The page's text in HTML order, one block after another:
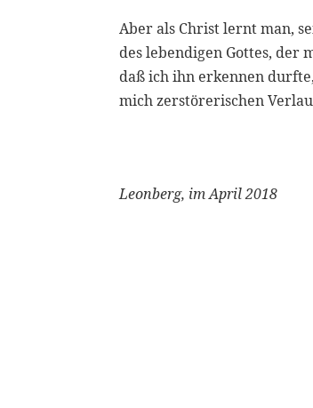
Aber als Christ lernt man,
des lebendigen Gottes, der
daß ich ihn erkennen
mich zerstörerischen
Leonberg, im